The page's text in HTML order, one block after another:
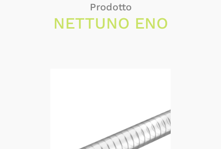
Prodotto
NETTUNO ENO